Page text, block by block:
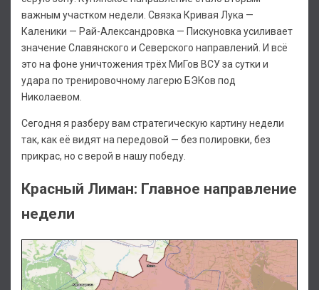
важным участком недели. Связка Кривая Лука —
Каленики — Рай-Александровка — Пискуновка усиливает
значение Славянского и Северского направлений. И всё
это на фоне уничтожения трёх МиГов ВСУ за сутки и
удара по тренировочному лагерю БЭКов под
Николаевом.
Сегодня я разберу вам стратегическую картину недели
так, как её видят на передовой — без полировки, без
прикрас, но с верой в нашу победу.
Красный Лиман: Главное направление
недели